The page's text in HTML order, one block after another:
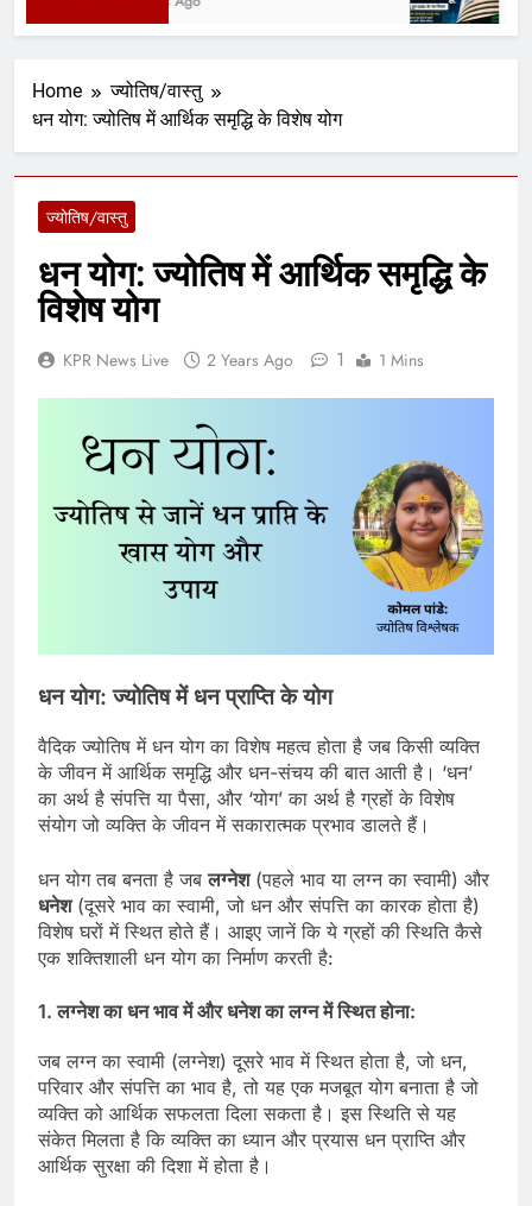
Home
ज्योतिष/वास्तु
धन योग: ज्योतिष में आर्थिक समृद्धि के विशेष योग
ज्योतिष/वास्तु
धन योग: ज्योतिष में आर्थिक समृद्धि के
विशेष योग
KPR News Live 2 Years Ago 1 1 Mins
धन योग: ज्योतिष में धन प्राप्ति के योग
वैदिक ज्योतिष में धन योग का विशेष महत्व होता है जब किसी व्यक्ति
के जीवन में आर्थिक समृद्धि और धन-संचय की बात आती है। ‘धन’
का अर्थ है संपत्ति या पैसा, और ‘योग’ का अर्थ है ग्रहों के विशेष
संयोग जो व्यक्ति के जीवन में सकारात्मक प्रभाव डालते हैं।
धन योग तब बनता है जबलग्नेश(पहले भाव या लग्न का स्वामी) और
धनेश(दूसरे भाव का स्वामी, जो धन और संपत्ति का कारक होता है)
विशेष घरों में स्थित होते हैं। आइए जानें कि ये ग्रहों की स्थिति कैसे
एक शक्तिशाली धन योग का निर्माण करती है:
1.लग्नेश का धन भाव में और धनेश का लग्न में स्थित होना:
जब लग्न का स्वामी (लग्नेश) दूसरे भाव में स्थित होता है, जो धन,
परिवार और संपत्ति का भाव है, तो यह एक मजबूत योग बनाता है जो
व्यक्ति को आर्थिक सफलता दिला सकता है। इस स्थिति से यह
संकेत मिलता है कि व्यक्ति का ध्यान और प्रयास धन प्राप्ति और
आर्थिक सुरक्षा की दिशा में होता है।